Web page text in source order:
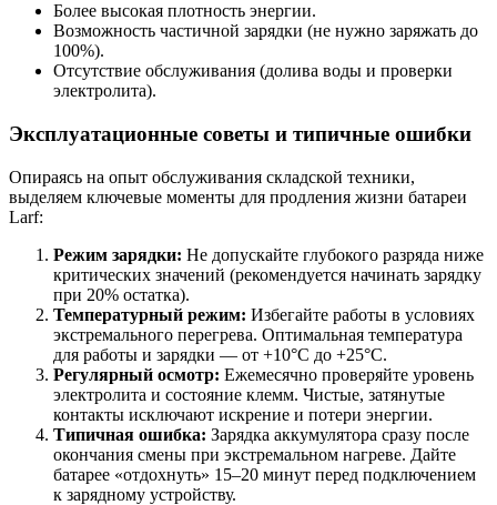
Более высокая плотность энергии.
Возможность частичной зарядки (не нужно заряжать до
100%).
Отсутствие обслуживания (долива воды и проверки
электролита).
Эксплуатационные советы и типичные ошибки
Опираясь на опыт обслуживания складской техники,
выделяем ключевые моменты для продления жизни батареи
Larf:
Режим зарядки: Не допускайте глубокого разряда ниже
критических значений (рекомендуется начинать зарядку
при 20% остатка).
Температурный режим: Избегайте работы в условиях
экстремального перегрева. Оптимальная температура
для работы и зарядки — от +10°C до +25°C.
Регулярный осмотр: Ежемесячно проверяйте уровень
электролита и состояние клемм. Чистые, затянутые
контакты исключают искрение и потери энергии.
Типичная ошибка: Зарядка аккумулятора сразу после
окончания смены при экстремальном нагреве. Дайте
батарее «отдохнуть» 15–20 минут перед подключением
к зарядному устройству.